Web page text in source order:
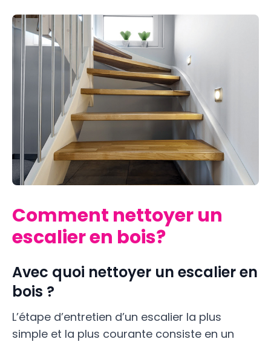
Comment nettoyer un
escalier en bois?
Avec quoi nettoyer un escalier en
bois ?
L’étape d’entretien d’un escalier la plus
simple et la plus courante consiste en un